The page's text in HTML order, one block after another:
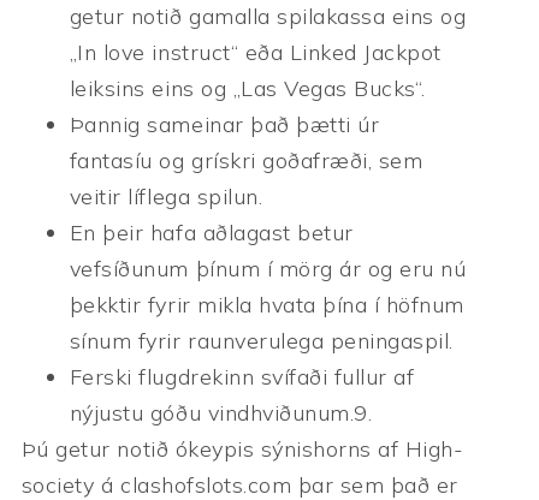
getur notið gamalla spilakassa eins og
„In love instruct“ eða Linked Jackpot
leiksins eins og „Las Vegas Bucks“.
Þannig sameinar það þætti úr
fantasíu og grískri goðafræði, sem
veitir líflega spilun.
En þeir hafa aðlagast betur
vefsíðunum þínum í mörg ár og eru nú
þekktir fyrir mikla hvata þína í höfnum
sínum fyrir raunverulega peningaspil.
Ferski flugdrekinn svífaði fullur af
nýjustu góðu vindhviðunum.9.
Þú getur notið ókeypis sýnishorns af High-
society á clashofslots.com þar sem það er